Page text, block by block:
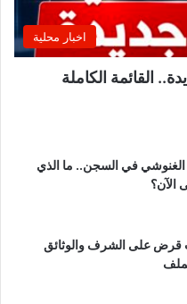
اخبار محلية
القائمة الكاملة
الغنوشي في السجن.. ما الذي
الآن؟
قرض على الشرف والوثائق